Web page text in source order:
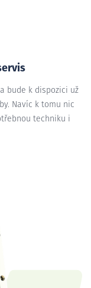
bude k dispozici už
Navíc k tomu nic
techniku i